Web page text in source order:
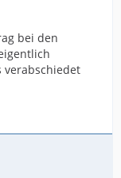
bei den
verabschiedet